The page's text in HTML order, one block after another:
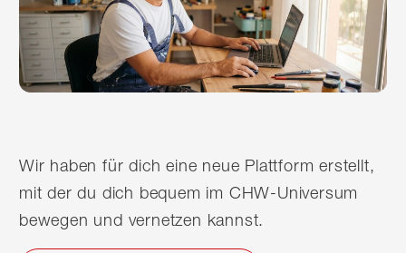
Wir haben für dich eine neue Plattform erstellt,
mit der du dich bequem im CHW-Universum
bewegen und vernetzen kannst.